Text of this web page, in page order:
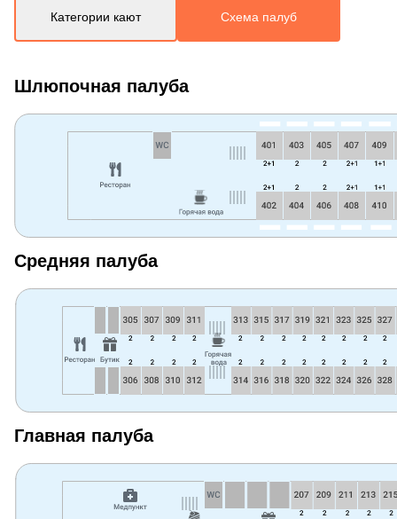
Категории кают Схема палуб
Шлюпочная палуба
Средняя палуба
Главная палуба